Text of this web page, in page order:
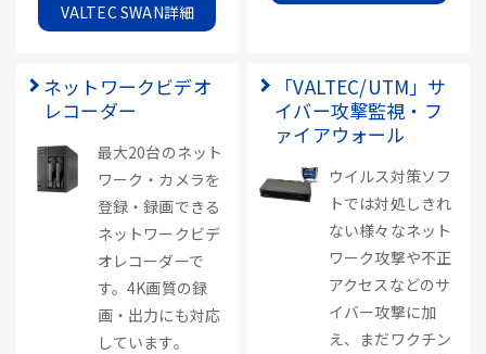
VALTEC SWAN詳細
ネットワークビデオ
レコーダー
最大20台のネット
ワーク・カメラを
登録・録画できる
ネットワークビデ
オレコーダーで
す。4K画質の録
画・出力にも対応
しています。
「VALTEC/UTM」サ
イバー攻撃監視・フ
ァイアウォール
ウイルス対策ソフ
トでは対処しきれ
ない様々なネット
ワーク攻撃や不正
アクセスなどのサ
イバー攻撃に加
え、まだワクチン